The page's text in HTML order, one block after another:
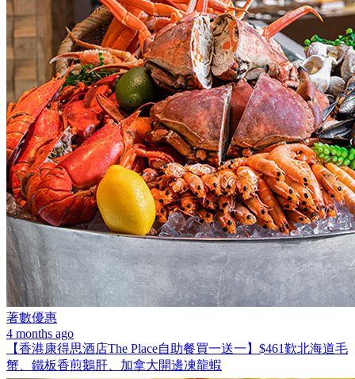
著數優惠
4 months ago
【香港康得思酒店The Place自助餐買一送一】$461歎北海道毛
蟹、鐵板香煎鵝肝、加拿大開邊凍龍蝦